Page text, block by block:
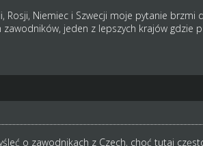
Rosji, Niemiec i Szwecji moje pytanie brzmi
jeden z lepszych krajów gdzie
o zawodnikach z Czech, choć tutaj